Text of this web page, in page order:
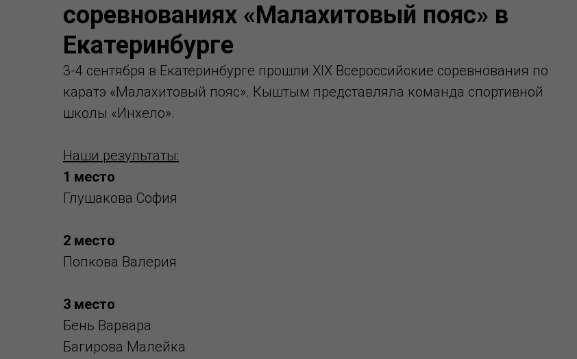
соревнованиях «Малахитовый пояс» в
Екатеринбурге
3-4 сентября в Екатеринбурге прошли XIX Всероссийские соревнования по
каратэ «Малахитовый пояс». Кыштым представляла команда спортивной
школы «Инхело».
Наши результаты:
1 место
Глушакова София
2 место
Попкова Валерия
3 место
Бень Варвара
Багирова Малейка